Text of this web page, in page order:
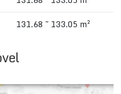
131.68 ~ 133.05 m²